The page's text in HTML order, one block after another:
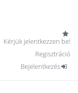
Kérjük jelentkezzen be!
Regisztráció
Bejelentkezés